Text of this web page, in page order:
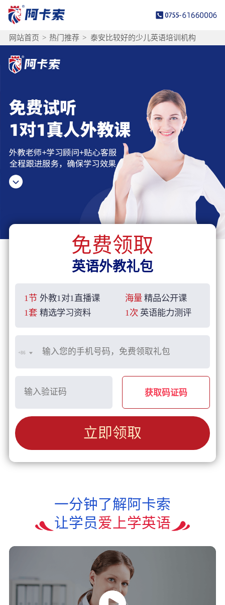
网站首页 > 热门推荐 > 泰安比较好的少儿英语培训机构
免费领取
英语外教礼包
1节 外教1对1直播课 海量 精品公开课
1套 精选学习资料 1次 英语能力测评
+86
获取码证码
立即领取
一分钟了解阿卡索
让学员爱上学英语